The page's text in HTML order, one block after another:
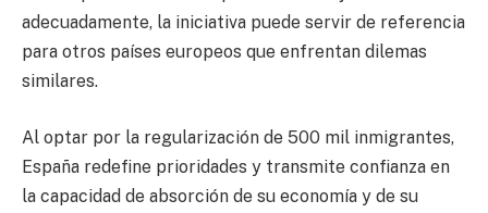
adecuadamente, la iniciativa puede servir de referencia
para otros países europeos que enfrentan dilemas
similares.
Al optar por la regularización de 500 mil inmigrantes,
España redefine prioridades y transmite confianza en
la capacidad de absorción de su economía y de su